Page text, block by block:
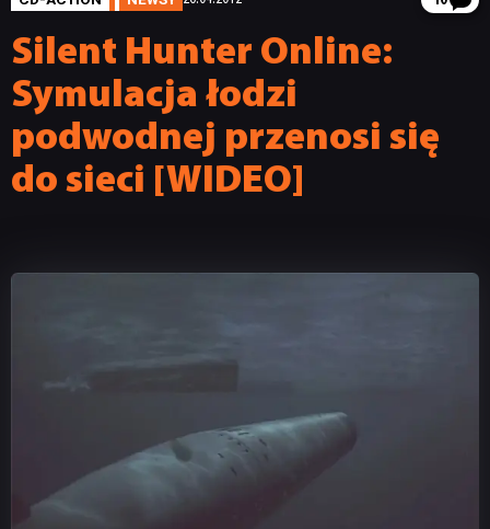
Silent Hunter Online:
Symulacja łodzi
podwodnej przenosi się
do sieci [WIDEO]